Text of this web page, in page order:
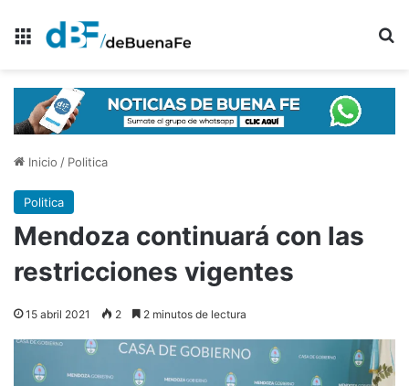
Menú
Inicio / Politica
Politica
Mendoza continuará con las
restricciones vigentes
15 abril 2021 2 2 minutos de lectura